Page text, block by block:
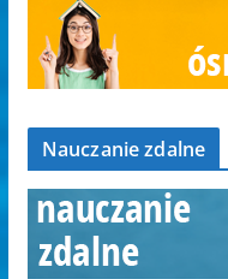
Nauczanie zdalne